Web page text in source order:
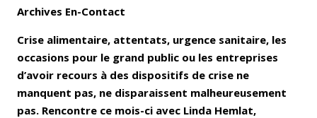
Archives En-Contact
Crise alimentaire, attentats, urgence sanitaire, les
occasions pour le grand public ou les entreprises
d’avoir recours à des dispositifs de crise ne
manquent pas, ne disparaissent malheureusement
pas. Rencontre ce mois-ci avec Linda Hemlat,